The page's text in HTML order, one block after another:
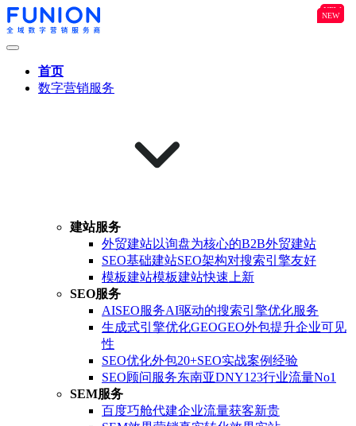
首页
数字营销服务
建站服务
外贸建站
B2B
以询盘为核心的B2B外贸建站
SEO基础建站SEO架构对搜索引擎友好
模板建站模板建站快速上新
SEO服务
AISEO服务AI驱动的搜索引擎优化服务
生成式引擎优化GEO
NEW
GEO外包提升企业可见
性
SEO优化外包20+SEO实战案例经验
SEO顾问服务东南亚DNY123行业流量No1
SEM服务
百度巧舱代建企业流量获客新贵
NEW
NEW